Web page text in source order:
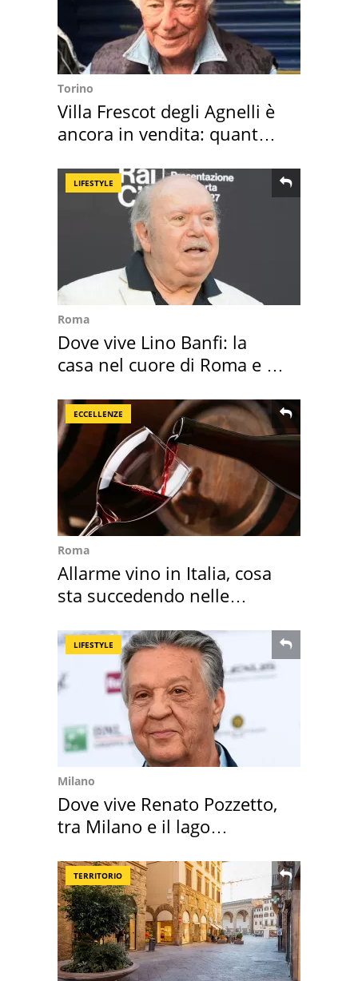
Torino
Villa Frescot degli Agnelli è
ancora in vendita: quanto
LIFESTYLE
Roma
Dove vive Lino Banfi: la
casa nel cuore di Roma e i
ECCELLENZE
Roma
Allarme vino in Italia, cosa
sta succedendo nelle
LIFESTYLE
Milano
Dove vive Renato Pozzetto,
tra Milano e il lago
TERRITORIO